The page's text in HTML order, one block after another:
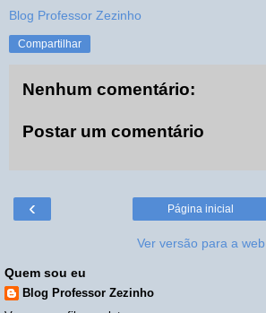
Blog Professor Zezinho
Compartilhar
Nenhum comentário:
Postar um comentário
‹ Página inicial
Ver versão para a web
Quem sou eu
Blog Professor Zezinho